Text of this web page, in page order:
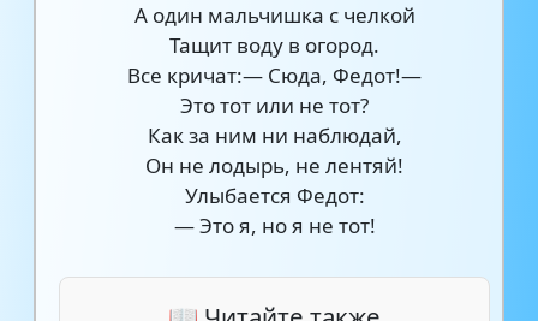
А один мальчишка с челкой
Тащит воду в огород.
Все кричат:— Сюда, Федот!—
Это тот или не тот?
Как за ним ни наблюдай,
Он не лодырь, не лентяй!
Улыбается Федот:
— Это я, но я не тот!